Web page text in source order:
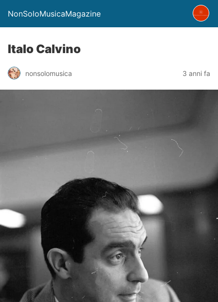
NonSoloMusicaMagazine
Italo Calvino
nonsolomusica 3 anni fa